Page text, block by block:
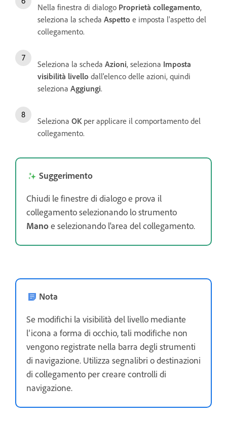
Nella finestra di dialogo Proprietà collegamento,
seleziona la scheda Aspetto e imposta l'aspetto del
collegamento.
Seleziona la scheda Azioni, seleziona Imposta
visibilità livello dall'elenco delle azioni, quindi
seleziona Aggiungi.
Seleziona OK per applicare il comportamento del
collegamento.
Suggerimento
Chiudi le finestre di dialogo e prova il
collegamento selezionando lo strumento
Manoe selezionando l'area del collegamento.
Nota
Se modifichi la visibilità del livello mediante
l’icona a forma di occhio, tali modifiche non
vengono registrate nella barra degli strumenti
di navigazione. Utilizza segnalibri o destinazioni
di collegamento per creare controlli di
navigazione.